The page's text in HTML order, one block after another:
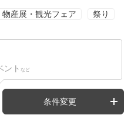
物産展・観光フェア 祭り
ント など
条件変更